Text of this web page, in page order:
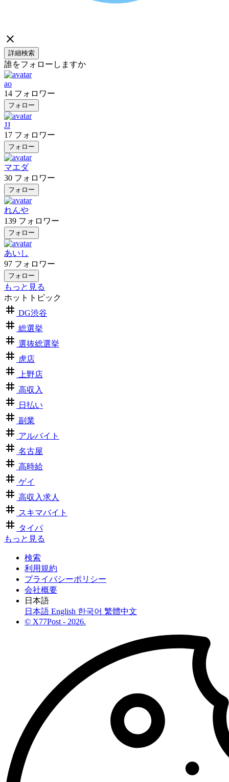
詳細検索
誰をフォローしますか
ao
14 フォロワー
フォロー
JJ
17 フォロワー
フォロー
マエダ
30 フォロワー
フォロー
れんや
139 フォロワー
フォロー
あいし
97 フォロワー
フォロー
もっと見る
ホットトピック
DG渋谷
総選挙
選抜総選挙
虎店
上野店
高収入
日払い
副業
アルバイト
名古屋
高時給
ゲイ
高収入求人
スキマバイト
タイパ
もっと見る
検索
利用規約
プライバシーポリシー
会社概要
日本語
日本語 English 한국어 繁體中文
© X77Post - 2026.